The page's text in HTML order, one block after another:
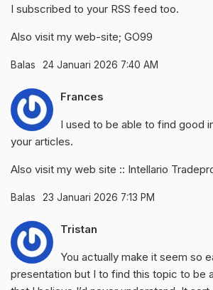
I subscribed to your RSS feed too.
Also visit my web-site; GO99
Balas 24 Januari 2026 7:40 AM
Frances
I used to be able to find good
your articles.
Also visit my web site :: Intellario
Balas 23 Januari 2026 7:13 PM
Tristan
You actually make it seem so
presentation but I to find this topic to be